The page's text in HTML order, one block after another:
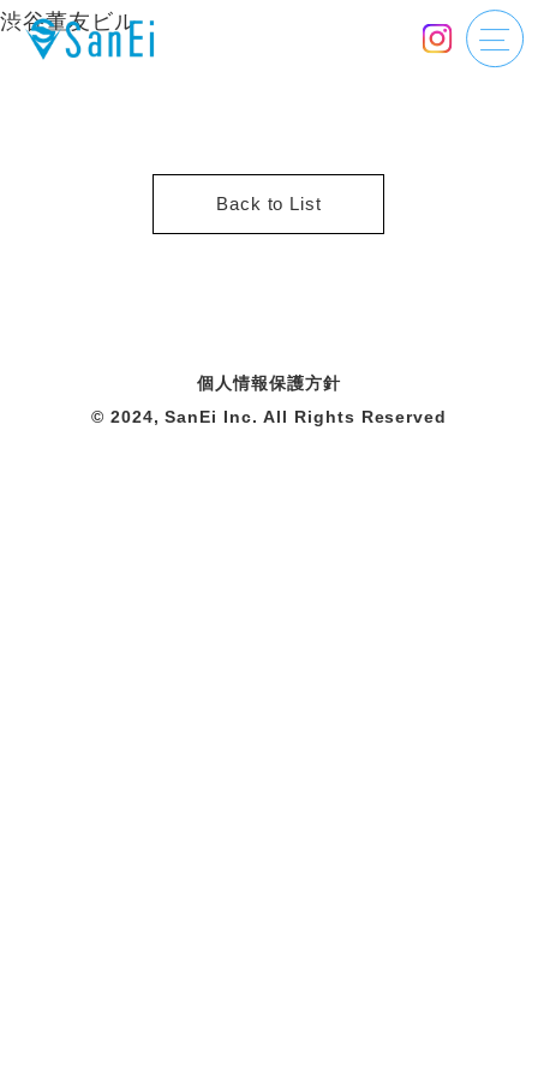
渋谷董友ビル
Back to List
個人情報保護方針
© 2024, SanEi Inc. All Rights Reserved